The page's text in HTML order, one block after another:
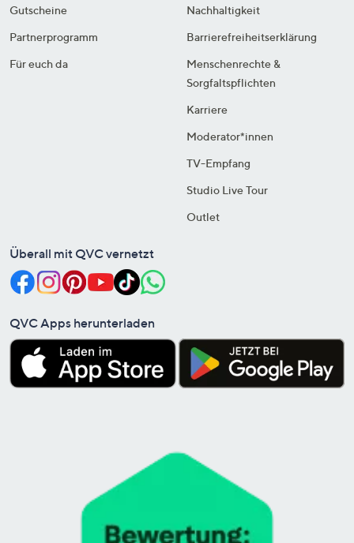
Gutscheine
Partnerprogramm
Für euch da
Nachhaltigkeit
Barrierefreiheitserklärung
Menschenrechte &
Sorgfaltspflichten
Karriere
Moderator*innen
TV-Empfang
Studio Live Tour
Outlet
Überall mit QVC vernetzt
QVC Apps herunterladen